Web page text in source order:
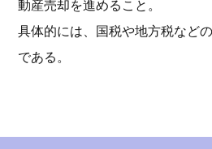
動産売却を進めること。
具体的には、国税や地方税など
である。